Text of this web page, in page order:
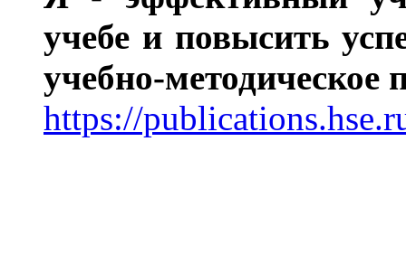
учебе и повысить
учебно-методическое
https://